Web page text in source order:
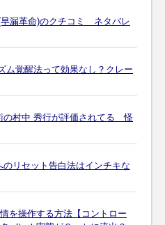
漏革命)のクチコミ ネタバレ
ム覚醒法って効果なし？クレー
の村中 秀行が評価されてる 怪
リセット告白法はインチキな
を操作する方法【コントロー